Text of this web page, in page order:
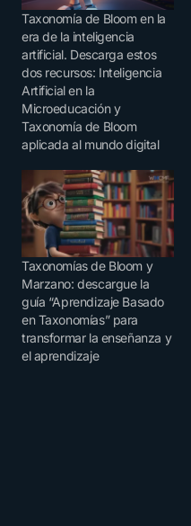
Taxonomía de Bloom en la
era de la inteligencia
artificial. Descarga estos
dos recursos: Inteligencia
Artificial en la
Microeducación y
Taxonomía de Bloom
aplicada al mundo digital
Taxonomías de Bloom y
Marzano: descargue la
guía “Aprendizaje Basado
en Taxonomías” para
transformar la enseñanza y
el aprendizaje